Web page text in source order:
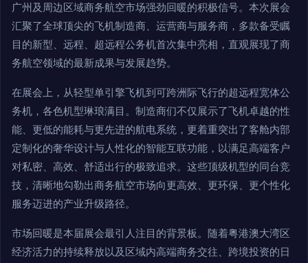
广州及周边区域商务航空市场强劲回暖的积极信号。本次展会
汇聚了全球顶尖的飞机制造商、运营商与服务商，多款备受瞩
目的新型、远程、超远程公务机首次集中亮相，直观展现了商
务航空领域的最新成果与发展趋势。
在展会上，从轻型单引擎飞机到可跨洲际飞行的超远程宽体公
务机，各色机型琳琅满目。制造商们不仅展示了飞机卓越的性
能、更低的能耗与更先进的航电系统，更着重突出了客舱内部
定制化的奢华设计与人性化的智能互联功能，以满足高端客户
对私密、高效、舒适出行的极致追求。这些顶级机型的同台竞
技，清晰地勾勒出商务航空市场向更高效、更环保、更个性化
服务迈进的产业升级路径。
市场回暖是本届展会最引人注目的背景板。随着粤港澳大湾区
经济活力的持续释放以及区域内高端商务交往、跨境投资的日